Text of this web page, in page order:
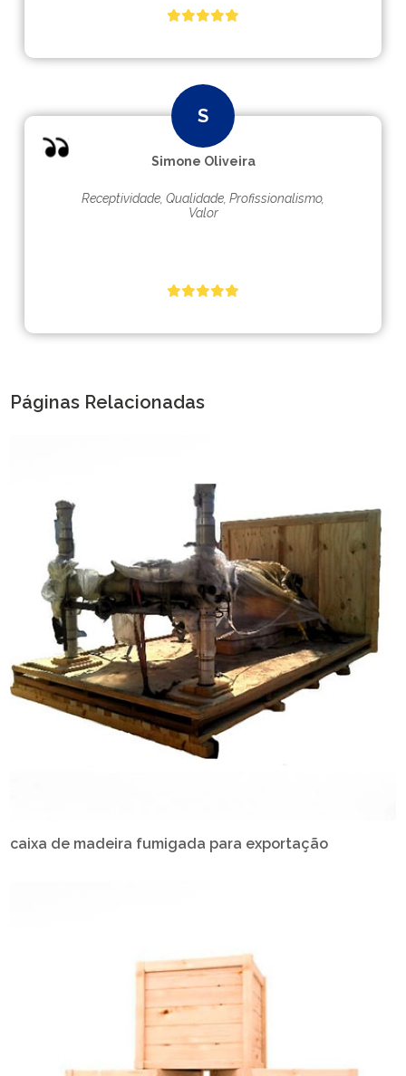
Simone Oliveira
Receptividade, Qualidade, Profissionalismo,
Valor
Páginas Relacionadas
caixa de madeira fumigada para exportação